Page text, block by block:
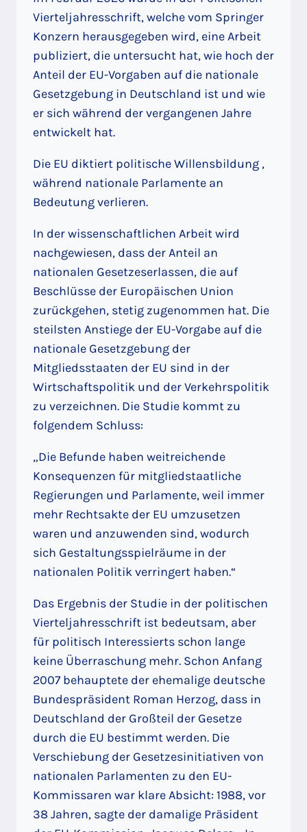
Vierteljahresschrift, welche vom Springer
Konzern herausgegeben wird, eine Arbeit
publiziert, die untersucht hat, wie hoch der
Anteil der EU-Vorgaben auf die nationale
Gesetzgebung in Deutschland ist und wie
er sich während der vergangenen Jahre
entwickelt hat.
Die EU diktiert politische Willensbildung ,
während nationale Parlamente an
Bedeutung verlieren.
In der wissenschaftlichen Arbeit wird
nachgewiesen, dass der Anteil an
nationalen Gesetzeserlassen, die auf
Beschlüsse der Europäischen Union
zurückgehen, stetig zugenommen hat. Die
steilsten Anstiege der EU-Vorgabe auf die
nationale Gesetzgebung der
Mitgliedsstaaten der EU sind in der
Wirtschaftspolitik und der Verkehrspolitik
zu verzeichnen. Die Studie kommt zu
folgendem Schluss:
„Die Befunde haben weitreichende
Konsequenzen für mitgliedstaatliche
Regierungen und Parlamente, weil immer
mehr Rechtsakte der EU umzusetzen
waren und anzuwenden sind, wodurch
sich Gestaltungsspielräume in der
nationalen Politik verringert haben.“
Das Ergebnis der Studie in der politischen
Vierteljahresschrift ist bedeutsam, aber
für politisch Interessierts schon lange
keine Überraschung mehr. Schon Anfang
2007 behauptete der ehemalige deutsche
Bundespräsident Roman Herzog, dass in
Deutschland der Großteil der Gesetze
durch die EU bestimmt werden. Die
Verschiebung der Gesetzesinitiativen von
nationalen Parlamenten zu den EU-
Kommissaren war klare Absicht: 1988, vor
38 Jahren, sagte der damalige Präsident